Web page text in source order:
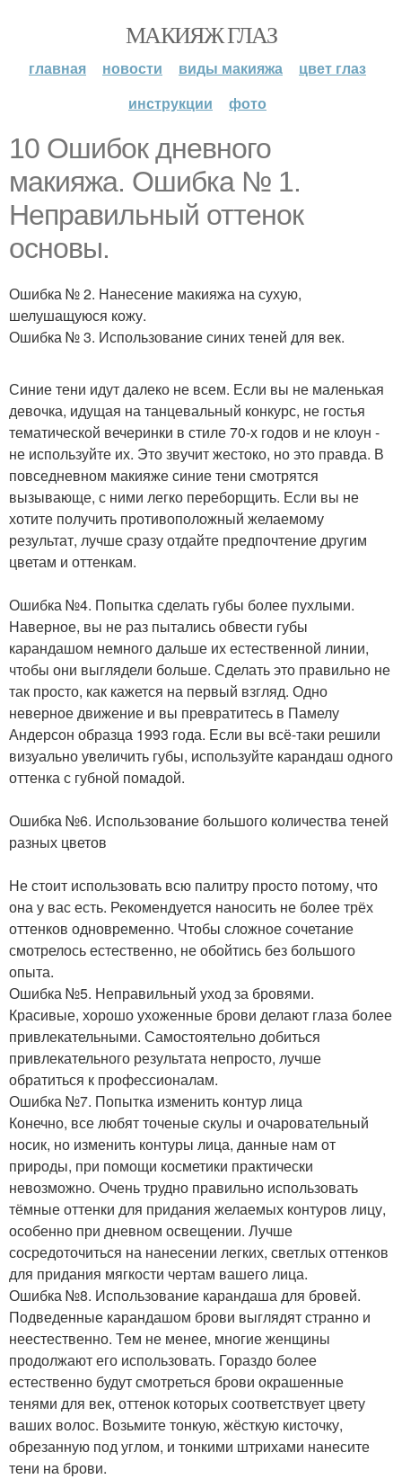
МАКИЯЖ ГЛАЗ
главная новости виды макияжа
цвет глаз
инструкции
фото
10 Ошибок дневного
макияжа. Ошибка № 1.
Неправильный оттенок
основы.
Ошибка № 2. Нанесение макияжа на сухую,
шелушащуюся кожу.
Ошибка № 3. Использование синих теней для век.
Синие тени идут далеко не всем. Если вы не маленькая
девочка, идущая на танцевальный конкурс, не гостья
тематической вечеринки в стиле 70-х годов и не клоун -
не используйте их. Это звучит жестоко, но это правда. В
повседневном макияже синие тени смотрятся
вызывающе, с ними легко переборщить. Если вы не
хотите получить противоположный желаемому
результат, лучше сразу отдайте предпочтение другим
цветам и оттенкам.
Ошибка №4. Попытка сделать губы более пухлыми.
Наверное, вы не раз пытались обвести губы
карандашом немного дальше их естественной линии,
чтобы они выглядели больше. Сделать это правильно не
так просто, как кажется на первый взгляд. Одно
неверное движение и вы превратитесь в Памелу
Андерсон образца 1993 года. Если вы всё-таки решили
визуально увеличить губы, используйте карандаш одного
оттенка с губной помадой.
Ошибка №6. Использование большого количества теней
разных цветов
Не стоит использовать всю палитру просто потому, что
она у вас есть. Рекомендуется наносить не более трёх
оттенков одновременно. Чтобы сложное сочетание
смотрелось естественно, не обойтись без большого
опыта.
Ошибка №5. Неправильный уход за бровями.
Красивые, хорошо ухоженные брови делают глаза более
привлекательными. Самостоятельно добиться
привлекательного результата непросто, лучше
обратиться к профессионалам.
Ошибка №7. Попытка изменить контур лица
Конечно, все любят точеные скулы и очаровательный
носик, но изменить контуры лица, данные нам от
природы, при помощи косметики практически
невозможно. Очень трудно правильно использовать
тёмные оттенки для придания желаемых контуров лицу,
особенно при дневном освещении. Лучше
сосредоточиться на нанесении легких, светлых оттенков
для придания мягкости чертам вашего лица.
Ошибка №8. Использование карандаша для бровей.
Подведенные карандашом брови выглядят странно и
неестественно. Тем не менее, многие женщины
продолжают его использовать. Гораздо более
естественно будут смотреться брови окрашенные
тенями для век, оттенок которых соответствует цвету
ваших волос. Возьмите тонкую, жёсткую кисточку,
обрезанную под углом, и тонкими штрихами нанесите
тени на брови.